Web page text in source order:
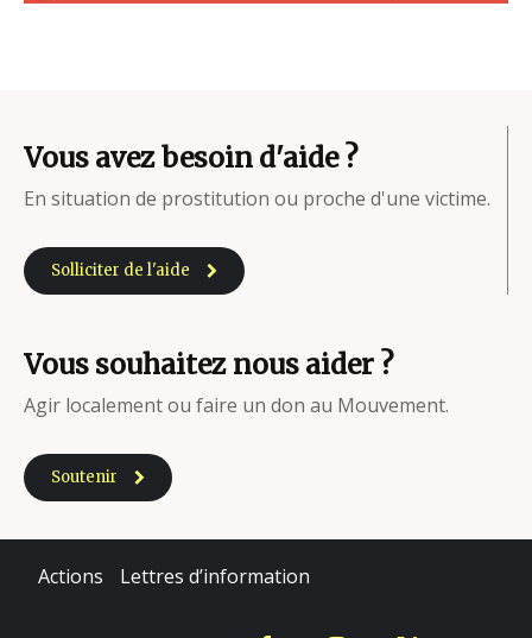
Vous avez besoin d'aide ?
En situation de prostitution ou proche d'une victime.
Solliciter de l'aide
Vous souhaitez nous aider ?
Agir localement ou faire un don au Mouvement.
Soutenir
Actions Lettres d’information